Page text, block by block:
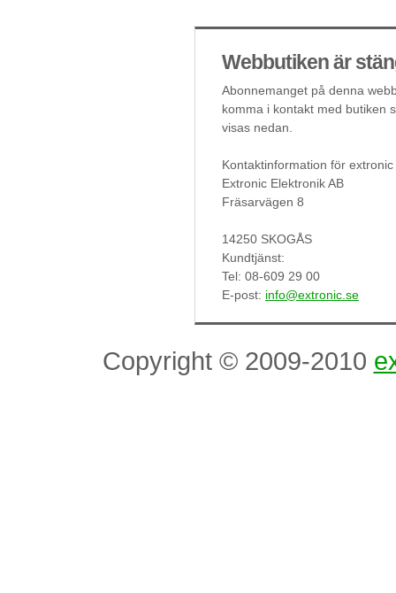
Webbutiken är
Abonnemanget på denna
komma i kontakt med butiken
visas nedan.
Kontaktinformation för extronic
Extronic Elektronik AB
Fräsarvägen 8
14250 SKOGÅS
Kundtjänst:
Tel: 08-609 29 00
E-post: info@extronic.se
Copyright © 2009-2010